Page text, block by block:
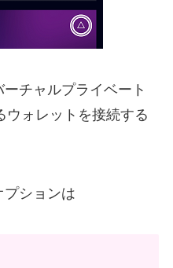
チャルプライベート
ウォレットを接続する
プションは